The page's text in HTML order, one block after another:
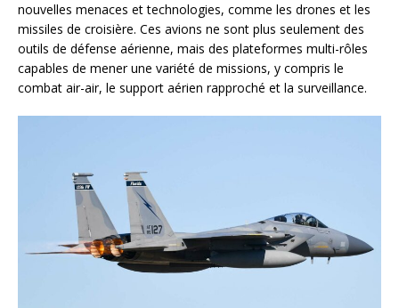
nouvelles menaces et technologies, comme les drones et les
missiles de croisière. Ces avions ne sont plus seulement des
outils de défense aérienne, mais des plateformes multi-rôles
capables de mener une variété de missions, y compris le
combat air-air, le support aérien rapproché et la surveillance.